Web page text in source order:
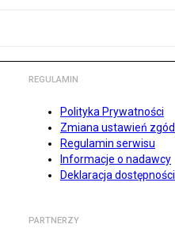
REGULAMIN
Polityka Prywatności
Zmiana ustawień zgód
Regulamin serwisu
Informacje o nadawcy
Deklaracja dostępności
PARTNERZY